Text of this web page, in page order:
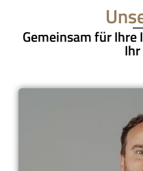
Gemeinsam für